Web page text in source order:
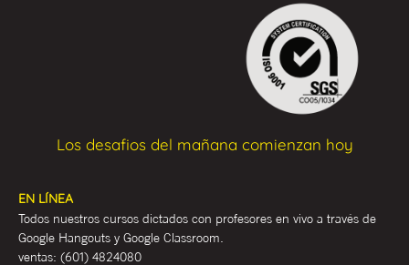
Los desafios del mañana comienzan hoy
EN LÍNEA
Todos nuestros cursos dictados con profesores en vivo a través de
Google Hangouts y Google Classroom.
ventas: (601) 4824080